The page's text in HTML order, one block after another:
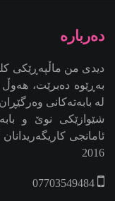
دیدی من ماڵپەڕێکی
بەڕێوە دەبرێت،
لە بابەتەکانی
شێوازێکی نوێ و
ئامانجی
2016
07703549484